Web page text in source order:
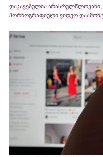
დაკავებულია
პორნოგრაფიული ვიდეო